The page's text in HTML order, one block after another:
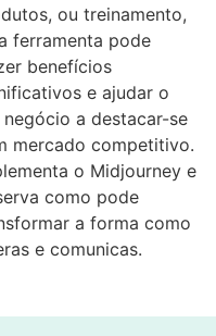
ou treinamento,
ferramenta pode
benefícios
e ajudar o
a destacar-se
mercado competitivo.
o Midjourney e
como pode
a forma como
e comunicas.